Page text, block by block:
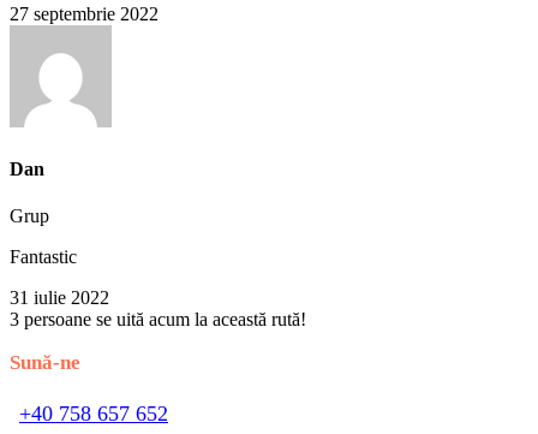
27 septembrie 2022
Dan
Grup
Fantastic
31 iulie 2022
3 persoane se uită acum la această rută!
Sună-ne
+40 758 657 652